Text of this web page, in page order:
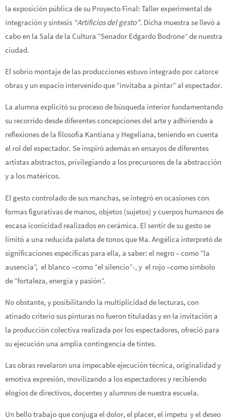
la exposición pública de su Proyecto Final: Taller experimental de
integración y síntesis “Artificios del gesto”. Dicha muestra se llevó a
cabo en la Sala de la Cultura “Senador Edgardo Bodrone” de nuestra
ciudad.
El sobrio montaje de las producciones estuvo integrado por catorce
obras y un espacio intervenido que “invitaba a pintar” al espectador.
La alumna explicitó su proceso de búsqueda interior fundamentando
su recorrido desde diferentes concepciones del arte y adhiriendo a
reflexiones de la filosofía Kantiana y Hegeliana, teniendo en cuenta
el rol del espectador. Se inspiró además en ensayos de diferentes
artistas abstractos, privilegiando a los precursores de la abstracción
y a los matéricos.
El gesto controlado de sus manchas, se integró en ocasiones con
formas figurativas de manos, objetos (sujetos) y cuerpos humanos de
escasa iconicidad realizados en cerámica. El sentir de su gesto se
limitó a una reducida paleta de tonos que Ma. Angélica interpretó de
significaciones específicas para ella, a saber: el negro – como “la
ausencia”, el blanco –como “el silencio”-, y el rojo –como símbolo
de “fortaleza, energía y pasión”.
No obstante, y posibilitando la multiplicidad de lecturas, con
atinado criterio sus pinturas no fueron tituladas y en la invitación a
la producción colectiva realizada por los espectadores, ofreció para
su ejecución una amplia contingencia de tintes.
Las obras revelaron una impecable ejecución técnica, originalidad y
emotiva expresión, movilizando a los espectadores y recibiendo
elogios de directivos, docentes y alumnos de nuestra escuela.
Un bello trabajo que conjuga el dolor, el placer, el ímpetu y el deseo